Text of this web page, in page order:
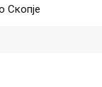
ако кризата